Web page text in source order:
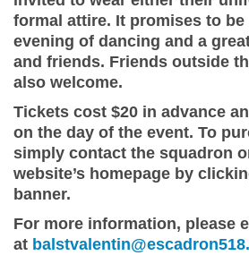
formal attire. It promises to be
evening of dancing and a
and friends. Friends outside
also welcome.
Tickets cost $20 in advance
on the day of the event. To
simply contact the squadron
website’s homepage by
banner.
For more information, please
at